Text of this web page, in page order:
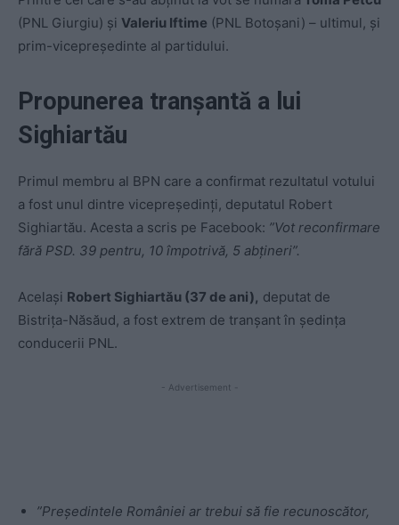
(PNL Giurgiu) și Valeriu Iftime (PNL Botoșani) – ultimul, și
prim-vicepreședinte al partidului.
Propunerea tranșantă a lui
Sighiartău
Primul membru al BPN care a confirmat rezultatul votului
a fost unul dintre vicepreședinți, deputatul Robert
Sighiartău. Acesta a scris pe Facebook: ”Vot reconfirmare
fără PSD. 39 pentru, 10 împotrivă, 5 abțineri”.
Același Robert Sighiartău (37 de ani), deputat de
Bistrița-Năsăud, a fost extrem de tranșant în ședința
conducerii PNL.
- Advertisement -
”Președintele României ar trebui să fie recunoscător,